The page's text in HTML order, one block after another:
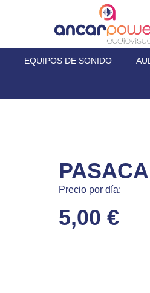
EQUIPOS DE SONIDO
Precio por día:
5,00 €